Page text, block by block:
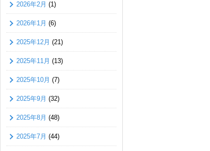
2026年2月 (1)
2026年1月 (6)
2025年12月 (21)
2025年11月 (13)
2025年10月 (7)
2025年9月 (32)
2025年8月 (48)
2025年7月 (44)